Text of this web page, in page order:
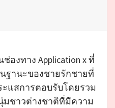
องทาง Application x ที่
ฐานะของชายรักชายที่
ะแสการตอบรับโดยรวม
มชาวต่างชาติที่มีความ